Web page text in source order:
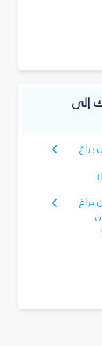
إلى
براغ
براغ